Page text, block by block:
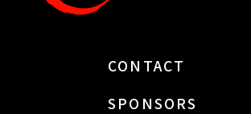
CONTACT
SPONSORS